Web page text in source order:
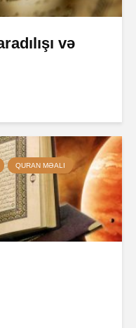
və
QURAN MƏALI